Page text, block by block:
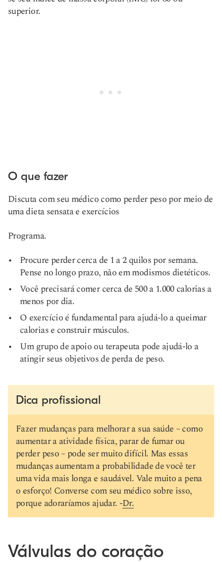
superior.
O que fazer
Discuta com seu médico como perder peso por meio de
uma dieta sensata e exercícios
Programa.
Procure perder cerca de 1 a 2 quilos por semana.
Pense no longo prazo, não em modismos dietéticos.
Você precisará comer cerca de 500 a 1.000 calorias a
menos por dia.
O exercício é fundamental para ajudá-lo a queimar
calorias e construir músculos.
Um grupo de apoio ou terapeuta pode ajudá-lo a
atingir seus objetivos de perda de peso.
Dica profissional
Fazer mudanças para melhorar a sua saúde – como
aumentar a atividade física, parar de fumar ou
perder peso – pode ser muito difícil. Mas essas
mudanças aumentam a probabilidade de você ter
uma vida mais longa e saudável. Vale muito a pena
o esforço! Converse com seu médico sobre isso,
porque adoraríamos ajudar. -Dr.
Válvulas do coração